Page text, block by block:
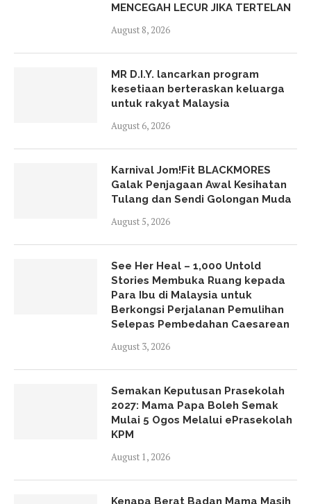
MENCEGAH LECUR JIKA TERTELAN
August 8, 2026
MR D.I.Y. lancarkan program
kesetiaan berteraskan keluarga
untuk rakyat Malaysia
August 6, 2026
Karnival Jom!Fit BLACKMORES
Galak Penjagaan Awal Kesihatan
Tulang dan Sendi Golongan Muda
August 5, 2026
See Her Heal – 1,000 Untold
Stories Membuka Ruang kepada
Para Ibu di Malaysia untuk
Berkongsi Perjalanan Pemulihan
Selepas Pembedahan Caesarean
August 3, 2026
Semakan Keputusan Prasekolah
2027: Mama Papa Boleh Semak
Mulai 5 Ogos Melalui ePrasekolah
KPM
August 1, 2026
Kenapa Berat Badan Mama Masih